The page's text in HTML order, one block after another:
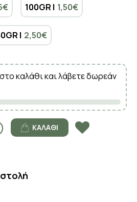
100GR | 1,50€
| 2,50€
στο καλάθι και λάβετε δωρεάν
ΚΑΛΆΘΙ